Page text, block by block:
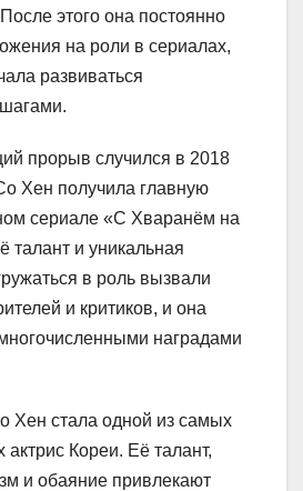
этого она постоянно
на роли в сериалах,
развиваться
прорыв случился в 2018
Хен получила главную
сериале «С Хваранём на
талант и уникальная
в роль вызвали
и критиков, и она
наградами
Хен стала одной из самых
Кореи. Её талант,
и обаяние привлекают